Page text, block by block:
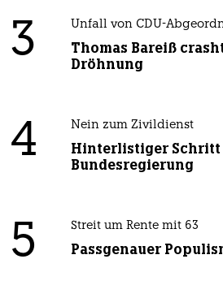
3 Unfall von CDU-
Thomas Bareiß
Dröhnung
4 Nein zum Zivildienst
Hinterlistiger Schritt
Bundesregierung
5 Streit um Rente mit 63
Passgenauer